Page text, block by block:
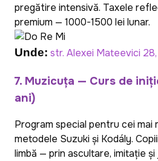
pregătire intensivă. Taxele
premium — 1000-1500 lei lunar.
Unde: str. Alexei Mateevici
7. Muzicuța — Curs de
ani)
Program special pentru cei mai
metodele Suzuki și Kodály.
limbă — prin ascultare, imitație